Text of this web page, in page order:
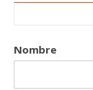
Nombre